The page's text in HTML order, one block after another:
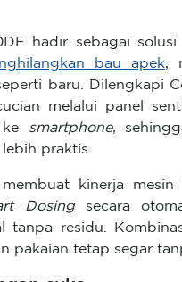
hadir sebagai
bau apek,
baru. Dilengkapi
melalui panel
ke smartphone,
praktis.
membuat kinerja
Dosing secara
tanpa residu.
pakaian tetap segar